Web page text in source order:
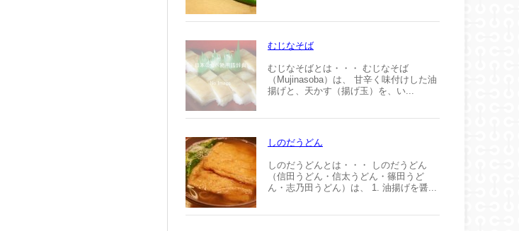
むじなそば
むじなそばとは・・・ むじなそば
（Mujinasoba）は、 甘辛く味付けした油
揚げと、天かす（揚げ玉）を、い...
しのだうどん
しのだうどんとは・・・ しのだうどん
（信田うどん・信太うどん・篠田うど
ん・志乃田うどん）は、 1. 油揚げを醤...